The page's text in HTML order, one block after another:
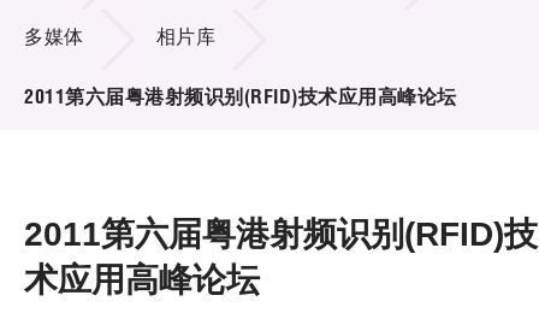
项目及资助计划
新闻中心
多媒体 相片库
2011第六届粤港射频识别(RFID)技术应用高峰论坛
2011第六届粤港射频识别(RFID)技
术应用高峰论坛